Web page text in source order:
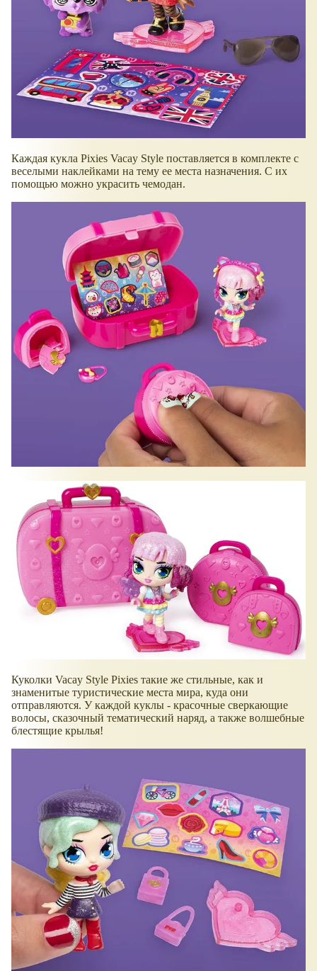
Каждая кукла Pixies Vacay Style поставляется в комплекте с
веселыми наклейками на тему ее места назначения. С их
помощью можно украсить чемодан.
Куколки Vacay Style Pixies такие же стильные, как и
знаменитые туристические места мира, куда они
отправляются. У каждой куклы - красочные сверкающие
волосы, сказочный тематический наряд, а также волшебные
блестящие крылья!